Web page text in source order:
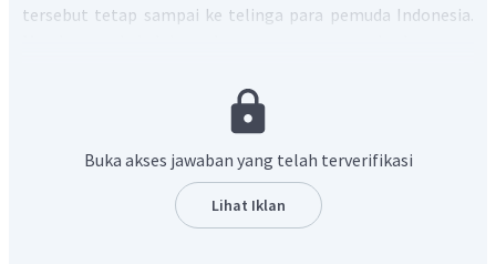
tersebut tetap sampai ke telinga para pemuda Indonesia.
pertemuan tersebut, para pemuda, seperti Subadio,
Wikana, Suroto Kunto, dan Aidit bertemu dengan Sukarno.
secepatnya.
Dengan demikian, jawaban yang tepat adalah B.
Buka akses jawaban yang telah terverifikasi
Lihat Iklan